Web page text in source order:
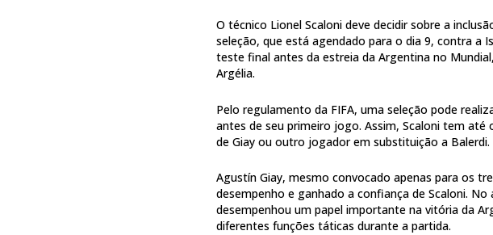
O técnico Lionel Scaloni deve decidir sobre a
seleção, que está agendado para o dia 9, contra a
teste final antes da estreia da Argentina no
Argélia.
Pelo regulamento da FIFA, uma seleção pode
antes de seu primeiro jogo. Assim, Scaloni tem até
de Giay ou outro jogador em substituição a Balerdi.
Agustín Giay, mesmo convocado apenas para os
desempenho e ganhado a confiança de Scaloni.
desempenhou um papel importante na vitória da
diferentes funções táticas durante a partida.